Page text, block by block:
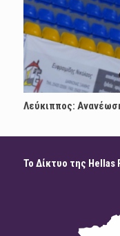
Λεύκιππος:
Το Δίκτυο της Hellas